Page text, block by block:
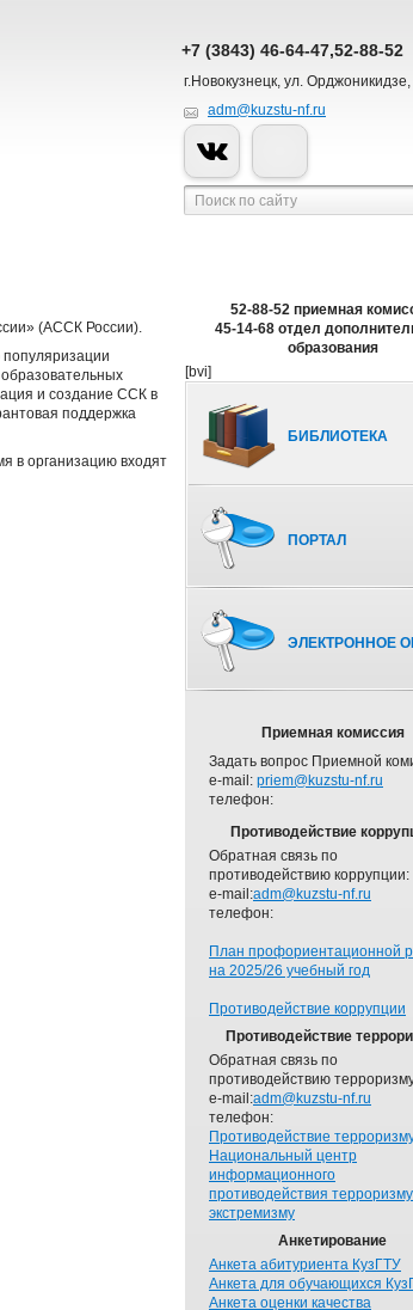
+7 (3843) 46-64-47,52-88-52
г.Новокузнецк, ул.
adm@kuzstu-nf.ru
(АССК России).
и создание ССК в
поддержка
в организацию входят
52-88-52 приемная
45-14-68 отдел
образования
[bvi]
БИБЛИОТЕКА
ПОРТАЛ
ЭЛЕКТРОННОЕ
Приемная комиссия
Задать вопрос Приемной
e-mail: priem@kuzstu-nf.ru
телефон:
Противодействие
Обратная связь по
противодействию коррупции:
e-mail:adm@kuzstu-nf.ru
телефон:
План профориентационной
на 2025/26 учебный год
Противодействие коррупции
Противодействие
Обратная связь по
противодействию
e-mail:adm@kuzstu-nf.ru
телефон:
Противодействие
Национальный центр
информационного
противодействия
экстремизму
Анкетирование
Анкета абитуриента КузГТУ
Анкета для обучающихся
Анкета оценки качества